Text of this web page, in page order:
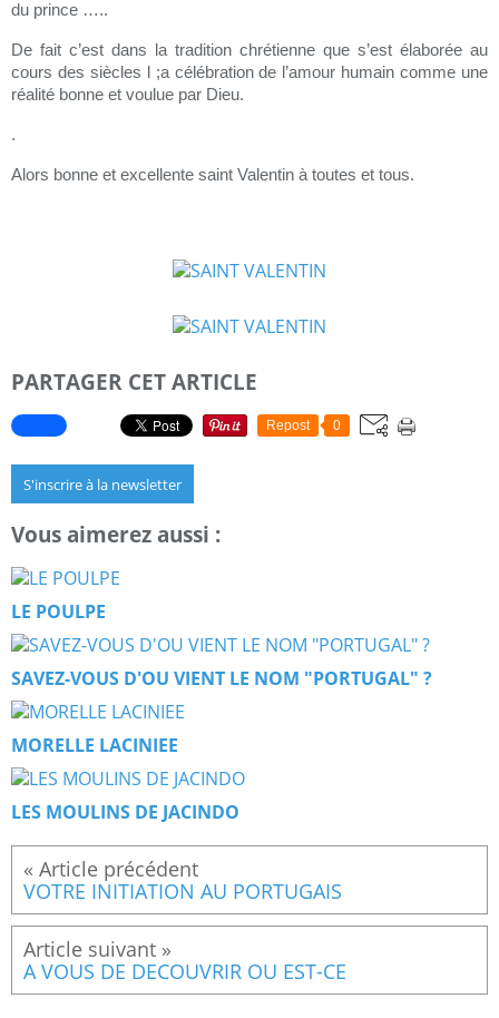
du prince …..
De fait c’est dans la tradition chrétienne que s’est élaborée au
cours des siècles l ;a célébration de l’amour humain comme une
réalité bonne et voulue par Dieu.
.
Alors bonne et excellente saint Valentin à toutes et tous.
PARTAGER CET ARTICLE
Repost 0
S'inscrire à la newsletter
Vous aimerez aussi :
LE POULPE
SAVEZ-VOUS D'OU VIENT LE NOM "PORTUGAL" ?
MORELLE LACINIEE
LES MOULINS DE JACINDO
VOTRE INITIATION AU PORTUGAIS
A VOUS DE DECOUVRIR OU EST-CE